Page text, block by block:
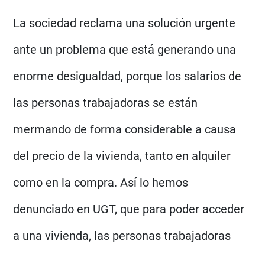
La sociedad reclama una solución urgente
ante un problema que está generando una
enorme desigualdad, porque los salarios de
las personas trabajadoras se están
mermando de forma considerable a causa
del precio de la vivienda, tanto en alquiler
como en la compra. Así lo hemos
denunciado en UGT, que para poder acceder
a una vivienda, las personas trabajadoras